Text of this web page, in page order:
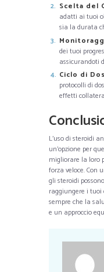
Scelta del
adatti ai tuoi
sia la durata
dei tuoi
assicurandoti
Ciclo di
protocolli di
effetti
L’uso di steroidi
un’opzione per
migliorare la loro
forza veloce. Con
gli steroidi
raggiungere i tuoi
sempre che la
e un approccio